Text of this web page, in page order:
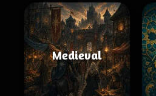
Medieval